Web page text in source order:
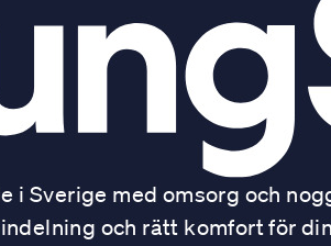
i Sverige med omsorg och
och rätt komfort för